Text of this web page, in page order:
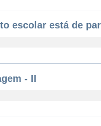
escolar está de
- II